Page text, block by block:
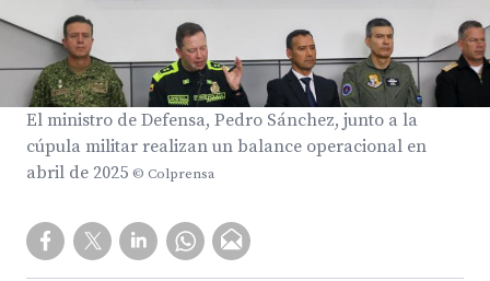
El ministro de Defensa, Pedro Sánchez, junto a la
cúpula militar realizan un balance operacional en
abril de 2025 © Colprensa